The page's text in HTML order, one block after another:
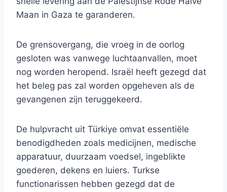
Maan in Gaza te garanderen.
De grensovergang, die vroeg in de oorlog
gesloten was vanwege luchtaanvallen, moet
nog worden heropend. Israël heeft gezegd dat
het beleg pas zal worden opgeheven als de
gevangenen zijn teruggekeerd.
De hulpvracht uit Türkiye omvat essentiële
benodigdheden zoals medicijnen, medische
apparatuur, duurzaam voedsel, ingeblikte
goederen, dekens en luiers. Turkse
functionarissen hebben gezegd dat de